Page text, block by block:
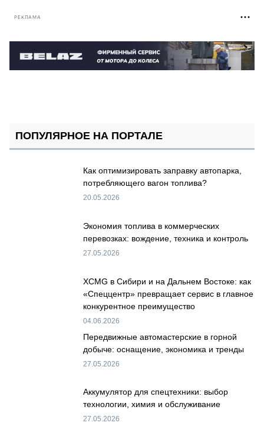
РЕКЛАМА
ПОПУЛЯРНОЕ НА ПОРТАЛЕ
Как оптимизировать заправку автопарка,
потребляющего вагон топлива?
20.05.2026
Экономия топлива в коммерческих
перевозках: вождение, техника и контроль
27.05.2026
XCMG в Сибири и на Дальнем Востоке: как
«Спеццентр» превращает сервис в главное
конкурентное преимущество
04.06.2026
Передвижные автомастерские в горной
добыче: оснащение, экономика и тренды
27.05.2026
Аккумулятор для спецтехники: выбор
технологии, химия и обслуживание
27.05.2026